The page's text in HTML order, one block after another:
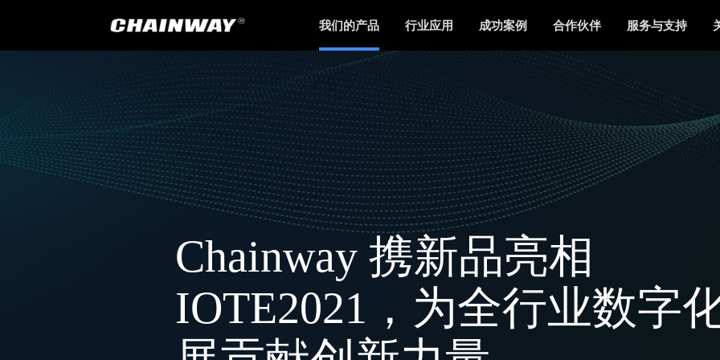
我们的产品 行业应用 成功案例 合作伙伴 服务与支持
Chainway 携新品亮相
IOTE2021，为全行业数字